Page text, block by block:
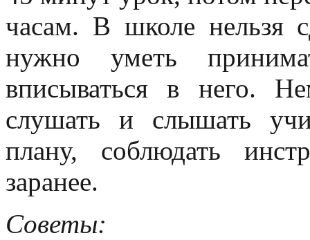
часам. В школе нельзя
нужно уметь
вписываться в него.
слушать и слышать
плану, соблюдать
заранее.
Советы: